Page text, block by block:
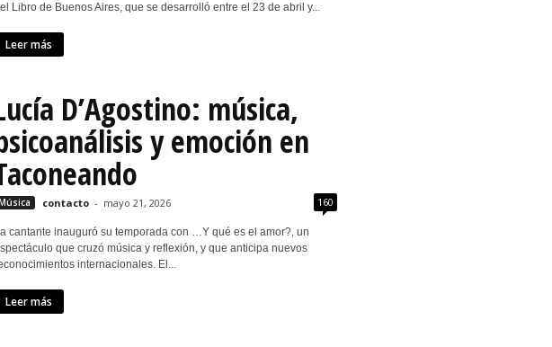
Libro de Buenos Aires, que se desarrolló entre el 23 de abril y...
Leer más
D’Agostino: música,
y emoción en
contacto - mayo 21, 2026 160
cantante inauguró su temporada con …Y qué es el amor?, un
que cruzó música y reflexión, y que anticipa nuevos
internacionales. El...
Leer más